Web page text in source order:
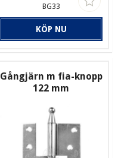
BG33
KÖP NU
Gångjärn m fia-knopp
122 mm